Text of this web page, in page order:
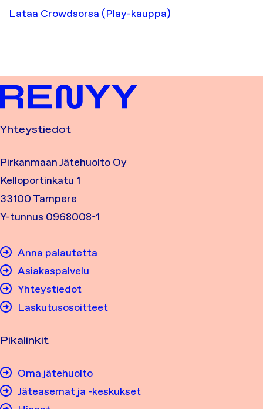
Lataa Crowdsorsa (Play-kauppa)
Yhteystiedot
Pirkanmaan Jätehuolto Oy
Kelloportinkatu 1
33100 Tampere
Y-tunnus 0968008-1
Anna palautetta
Asiakaspalvelu
Yhteystiedot
Laskutusosoitteet
Pikalinkit
Oma jätehuolto
Jäteasemat ja -keskukset